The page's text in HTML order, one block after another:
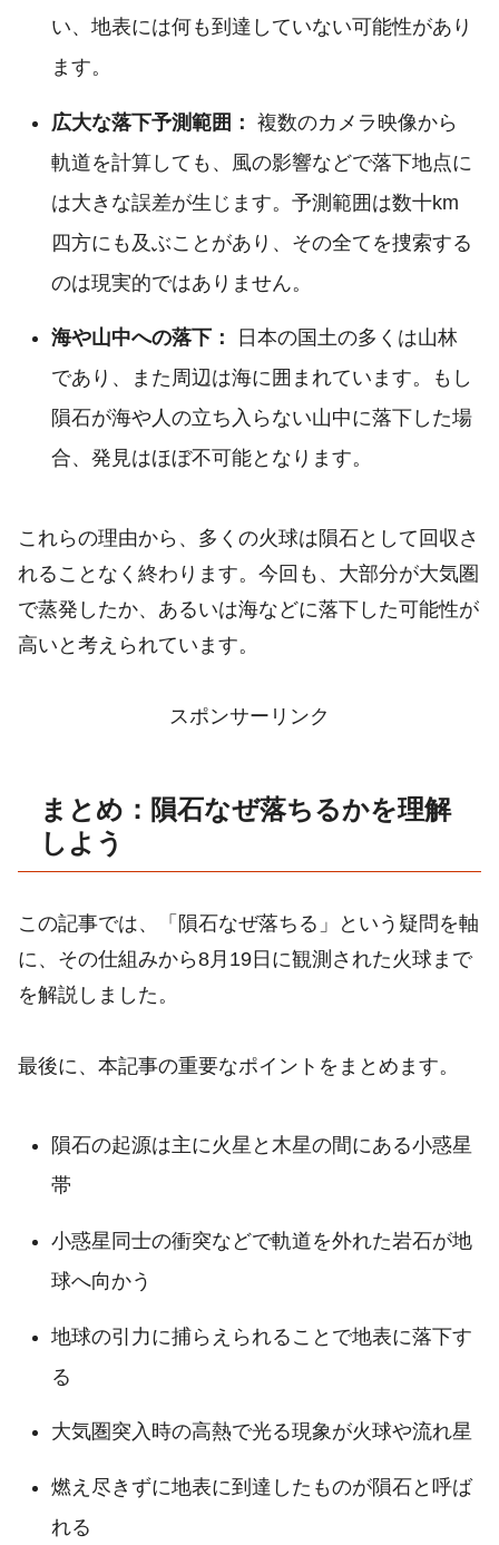
い、地表には何も到達していない可能性があり
ます。
広大な落下予測範囲： 複数のカメラ映像から
軌道を計算しても、風の影響などで落下地点に
は大きな誤差が生じます。予測範囲は数十km
四方にも及ぶことがあり、その全てを捜索する
のは現実的ではありません。
海や山中への落下：
日本の国土の多くは山林
であり、また周辺は海に囲まれています。もし
隕石が海や人の立ち入らない山中に落下した場
合、発見はほぼ不可能となります。
これらの理由から、多くの火球は隕石として回収さ
れることなく終わります。今回も、大部分が大気圏
で蒸発したか、あるいは海などに落下した可能性が
高いと考えられています。
スポンサーリンク
まとめ：隕石なぜ落ちるかを理解
しよう
この記事では、「隕石なぜ落ちる」という疑問を軸
に、その仕組みから8月19日に観測された火球まで
を解説しました。
最後に、本記事の重要なポイントをまとめます。
隕石の起源は主に火星と木星の間にある小惑星
帯
小惑星同士の衝突などで軌道を外れた岩石が地
球へ向かう
地球の引力に捕らえられることで地表に落下す
る
大気圏突入時の高熱で光る現象が火球や流れ星
燃え尽きずに地表に到達したものが隕石と呼ば
れる